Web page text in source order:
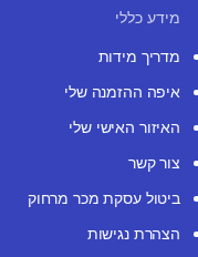
מידע כללי
מדריך מידות
איפה ההזמנה שלי
האיזור האישי שלי
צור קשר
ביטול עסקת מכר מרחוק
הצהרת נגישות